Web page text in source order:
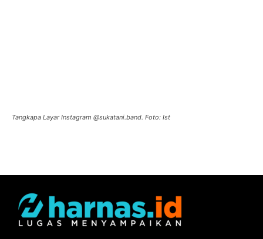
Tangkapa Layar Instagram @sukatani.band. Foto: Ist